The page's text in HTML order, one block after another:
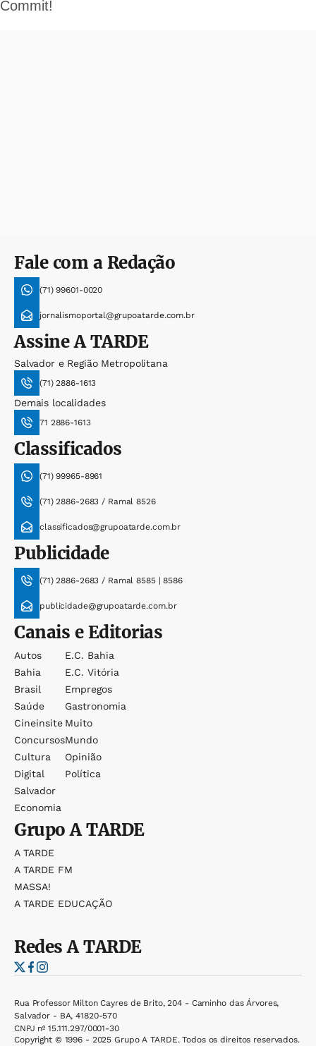
Fale com a Redação
(71) 99601-0020
jornalismoportal@grupoatarde.com.br
AssineA TARDE
Salvador e Região Metropolitana
(71) 2886-1613
Demais localidades
71 2886-1613
Classificados
(71) 99965-8961
(71) 2886-2683 / Ramal 8526
classificados@grupoatarde.com.br
Publicidade
(71) 2886-2683 / Ramal 8585 | 8586
publicidade@grupoatarde.com.br
Canais e Editorias
Autos
Bahia
Brasil
Saúde
Cineinsite
Concursos
Cultura
Digital
Salvador
Economia
E.c. Bahia
E.c. Vitória
Empregos
Gastronomia
Muito
Mundo
Opinião
Política
GrupoA TARDE
A TARDE
A TARDE FM
MASSA!
A TARDE EDUCAÇÃO
RedesA TARDE
Rua Professor Milton Cayres de Brito, 204 - Caminho das Árvores,
Salvador - BA, 41820-570
CNPJ nº 15.111.297/0001-30
Copyright © 1996 - 2025 Grupo A TARDE. Todos os direitos reservados.